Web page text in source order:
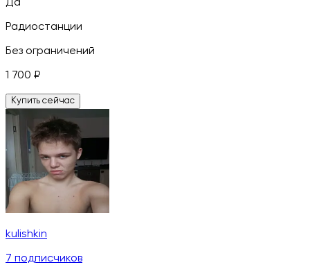
Да
Радиостанции
Без ограничений
1 700 ₽
Купить сейчас
kulishkin
7 подписчиков